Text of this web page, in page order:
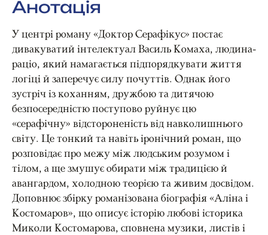
Анотація
У центрі роману «Доктор Серафікус» постає
дивакуватий інтелектуал Василь Комаха, людина-
раціо, який намагається підпорядкувати життя
логіці й заперечує силу почуттів. Однак його
зустріч із коханням, дружбою та дитячою
безпосередністю поступово руйнує цю
«серафічну» відстороненість від навколишнього
світу. Це тонкий та навіть іронічний роман, що
розповідає про межу між людським розумом і
тілом, а ще змушує обирати між традицією й
авангардом, холодною теорією та живим досвідом.
Доповнює збірку романізована біографія «Аліна і
Костомаров», що описує історію любові історика
Миколи Костомарова, сповнена музики, листів і